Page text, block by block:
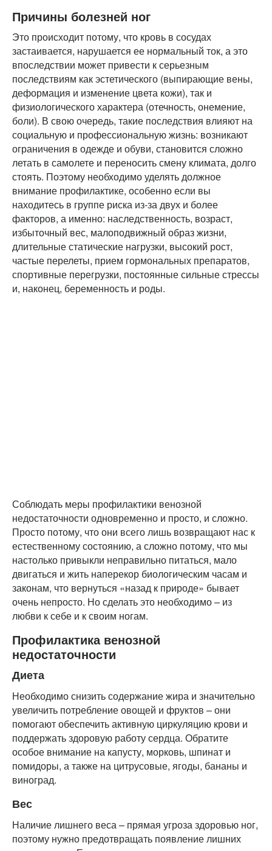
Причины болезней ног
Это происходит потому, что кровь в сосудах
застаивается, нарушается ее нормальный ток, а это
впоследствии может привести к серьезным
последствиям как эстетического (выпирающие вены,
деформация и изменение цвета кожи), так и
физиологического характера (отечность, онемение,
боли). В свою очередь, такие последствия влияют на
социальную и профессиональную жизнь: возникают
ограничения в одежде и обуви, становится сложно
летать в самолете и переносить смену климата, долго
стоять. Поэтому необходимо уделять должное
внимание профилактике, особенно если вы
находитесь в группе риска из-за двух и более
факторов, а именно: наследственность, возраст,
избыточный вес, малоподвижный образ жизни,
длительные статические нагрузки, высокий рост,
частые перелеты, прием гормональных препаратов,
спортивные перегрузки, постоянные сильные стрессы
и, наконец, беременность и роды.
Соблюдать меры профилактики венозной
недостаточности одновременно и просто, и сложно.
Просто потому, что они всего лишь возвращают нас к
естественному состоянию, а сложно потому, что мы
настолько привыкли неправильно питаться, мало
двигаться и жить наперекор биологическим часам и
законам, что вернуться «назад к природе» бывает
очень непросто. Но сделать это необходимо – из
любви к себе и к своим ногам.
Профилактика венозной
недостаточности
Диета
Необходимо снизить содержание жира и значительно
увеличить потребление овощей и фруктов – они
помогают обеспечить активную циркуляцию крови и
поддержать здоровую работу сердца. Обратите
особое внимание на капусту, морковь, шпинат и
помидоры, а также на цитрусовые, ягоды, бананы и
виноград.
Вес
Наличие лишнего веса – прямая угроза здоровью ног,
поэтому нужно предотвращать появление лишних